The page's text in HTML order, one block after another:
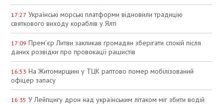
17:27 Українські морські платформи відновили традицію
святкового виходу кораблів у Ялті
17:09 Прем’єр Литви закликав громадян зберігати спокій після
даних розвідки про провокації рашистів
16:53 На Житомирщині у ТЦК раптово помер мобілізований
офіцер запасу
16:35 У Лейпцигу дрон над українським літаком міг збити водій